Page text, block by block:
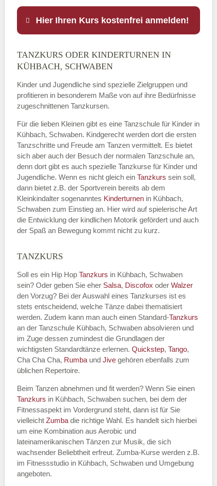
Hier Ihren Kurs kostenfrei anmelden!
Name*
E-Mail*
Name der Tanzschule
Kontakt E-Mail
Name des Tanzkurs
Tanzart*
TANZKURS ODER KINDERTURNEN IN
KÜHBACH, SCHWABEN
Kinder und Jugendliche sind spezielle Zielgruppen und
profitieren in besonderem Maße von auf ihre Bedürfnisse
zugeschnittenen Tanzkursen.
Für die lieben Kleinen gibt es eine Tanzschule für Kinder in
Kühbach, Schwaben. Kindgerecht werden dort die ersten
Tanzschritte und Freude am Tanzen vermittelt. Es bietet
sich aber auch der Besuch der normalen Tanzschule an,
denn dort gibt es auch spezielle Tanzkurse für Kinder und
Jugendliche. Wenn es nicht gleich ein Tanzkurs sein soll,
dann bietet z.B. der Sportverein bereits ab dem
Kleinkindalter sogenanntes Kinderturnen in Kühbach,
Schwaben zum Einstieg an. Hier wird auf spielerische Art
die Entwicklung der kindlichen Motorik gefördert und auch
der Spaß an Bewegung kommt nicht zu kurz.
TANZKURS
Soll es ein Hip Hop Tanzkurs in Kühbach, Schwaben
sein? Oder geben Sie eher Salsa, Discofox oder Walzer
den Vorzug? Bei der Auswahl eines Tanzkurses ist es
stets entscheidend, welche Tänze dabei thematisiert
werden. Zudem kann man auch einen Standard-Tanzkurs
an der Tanzschule Kühbach, Schwaben absolvieren und
im Zuge dessen zumindest die Grundlagen der
wichtigsten Standardtänze erlernen. Quickstep, Tango,
Cha Cha Cha, Rumba und Jive gehören ebenfalls zum
üblichen Repertoire.
Beim Tanzen abnehmen und fit werden? Wenn Sie einen
Tanzkurs in Kühbach, Schwaben suchen, bei dem der
Fitnessaspekt im Vordergrund steht, dann ist für Sie
vielleicht Zumba die richtige Wahl. Es handelt sich hierbei
um eine Kombination aus Aerobic und
lateinamerikanischen Tänzen zur Musik, die sich
wachsender Beliebtheit erfreut. Zumba-Kurse werden z.B.
im Fitnessstudio in Kühbach, Schwaben und Umgebung
angeboten.